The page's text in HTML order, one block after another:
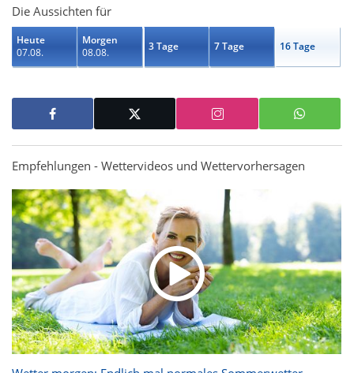
Die Aussichten für
Heute
07.08.
Morgen
08.08.
3 Tage 7 Tage 16 Tage
Empfehlungen - Wettervideos und Wettervorhersagen